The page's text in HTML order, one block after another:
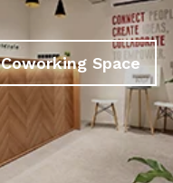
Coworking Space